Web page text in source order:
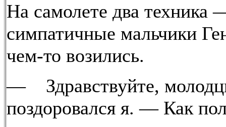
На самолете два техника
симпатичные мальчики
чем-то возились.
— Здравствуйте,
поздоровался я. — Как